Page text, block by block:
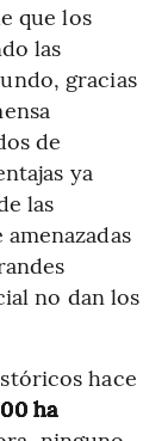
que los
las
gracias
de
ya
las
no dan los
hace
ha